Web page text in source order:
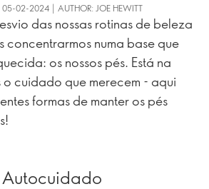
05-02-2024 | AUTHOR: JOE HEWITT
das nossas rotinas de beleza
concentrarmos numa base que
os nossos pés. Está na
cuidado que merecem - aqui
formas de manter os pés
Autocuidado